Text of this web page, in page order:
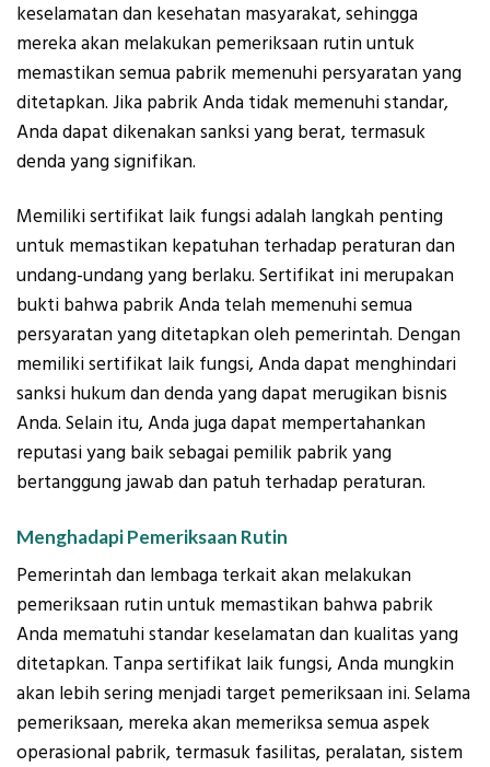
keselamatan dan kesehatan masyarakat, sehingga
mereka akan melakukan pemeriksaan rutin untuk
memastikan semua pabrik memenuhi persyaratan yang
ditetapkan. Jika pabrik Anda tidak memenuhi standar,
Anda dapat dikenakan sanksi yang berat, termasuk
denda yang signifikan.
Memiliki sertifikat laik fungsi adalah langkah penting
untuk memastikan kepatuhan terhadap peraturan dan
undang-undang yang berlaku. Sertifikat ini merupakan
bukti bahwa pabrik Anda telah memenuhi semua
persyaratan yang ditetapkan oleh pemerintah. Dengan
memiliki sertifikat laik fungsi, Anda dapat menghindari
sanksi hukum dan denda yang dapat merugikan bisnis
Anda. Selain itu, Anda juga dapat mempertahankan
reputasi yang baik sebagai pemilik pabrik yang
bertanggung jawab dan patuh terhadap peraturan.
Menghadapi Pemeriksaan Rutin
Pemerintah dan lembaga terkait akan melakukan
pemeriksaan rutin untuk memastikan bahwa pabrik
Anda mematuhi standar keselamatan dan kualitas yang
ditetapkan. Tanpa sertifikat laik fungsi, Anda mungkin
akan lebih sering menjadi target pemeriksaan ini. Selama
pemeriksaan, mereka akan memeriksa semua aspek
operasional pabrik, termasuk fasilitas, peralatan, sistem